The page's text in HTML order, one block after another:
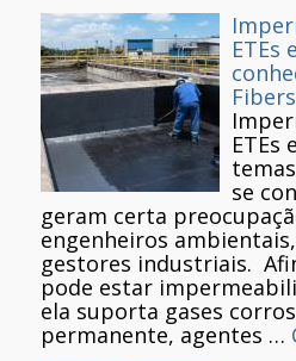
ETEs
ETEs
se
geram certa
engenheiros
gestores industriais.
pode estar
ela suporta gases
permanente, agentes …